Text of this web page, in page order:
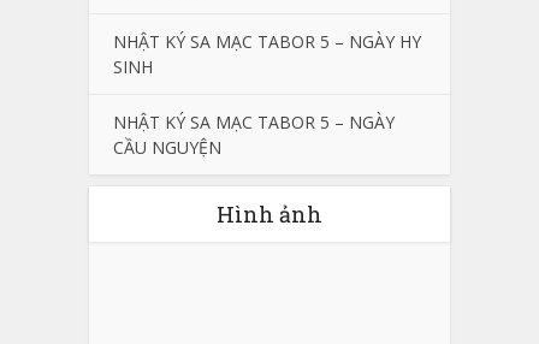
NHẬT KÝ SA MẠC TABOR 5 – NGÀY HY
SINH
NHẬT KÝ SA MẠC TABOR 5 – NGÀY
CẦU NGUYỆN
Hình ảnh